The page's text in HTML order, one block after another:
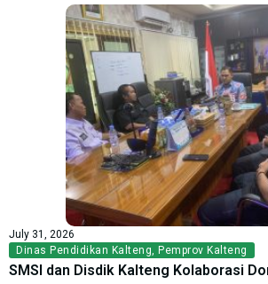
July 31, 2026
Dinas Pendidikan Kalteng, Pemprov Kalteng
SMSI dan Disdik Kalteng Kolaborasi